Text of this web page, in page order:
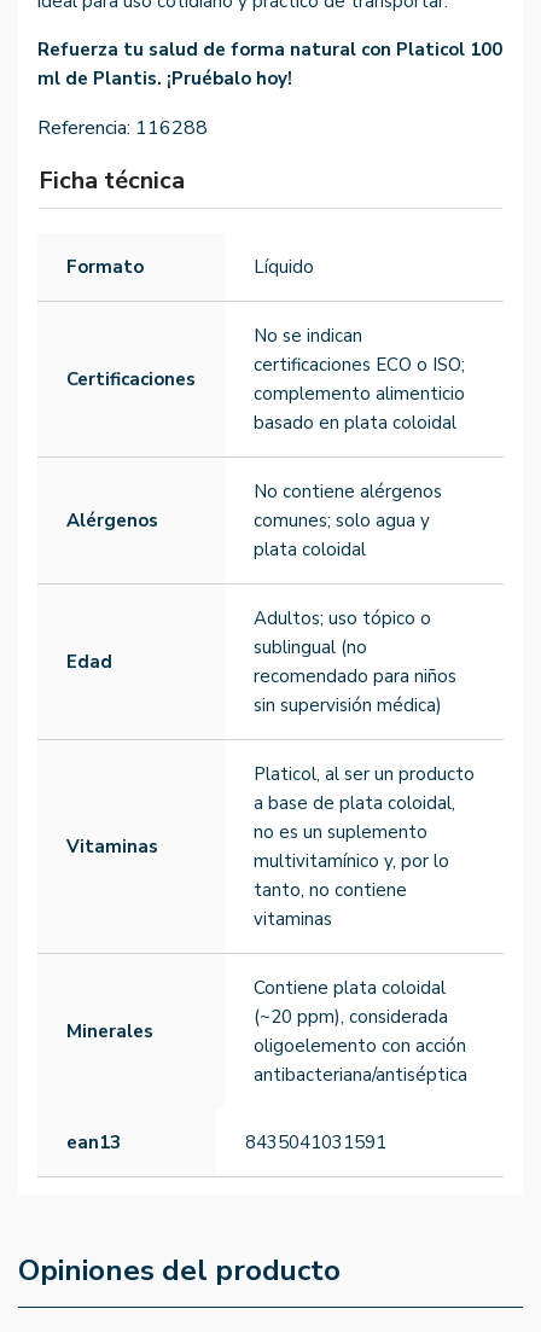
Refuerza tu salud de forma natural con Platicol 100
ml de Plantis. ¡Pruébalo hoy!
Referencia: 116288
Ficha técnica
Formato Líquido
Certificaciones
No se indican
certificaciones ECO o ISO;
complemento alimenticio
basado en plata coloidal
Alérgenos
No contiene alérgenos
comunes; solo agua y
plata coloidal
Edad
Adultos; uso tópico o
sublingual (no
recomendado para niños
sin supervisión médica)
Vitaminas
Platicol, al ser un producto
a base de plata coloidal,
no es un suplemento
multivitamínico y, por lo
tanto, no contiene
vitaminas
Minerales
Contiene plata coloidal
(~20 ppm), considerada
oligoelemento con acción
antibacteriana/antiséptica
ean13 8435041031591
Opiniones del producto